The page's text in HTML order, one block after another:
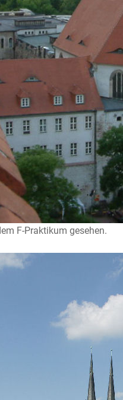
F-Praktikum gesehen.